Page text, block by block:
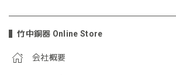
竹中銅器 Online Store
会社概要